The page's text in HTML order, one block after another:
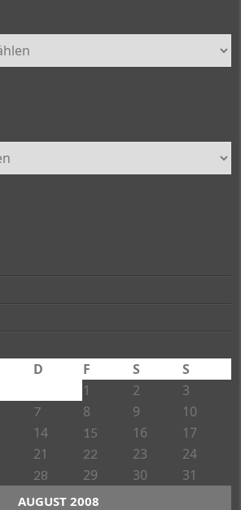
AUGUST 2008
D F S
S
1
2
3
7 8 9
10
14 15 16
17
21 22 23 24
28 29 30 31